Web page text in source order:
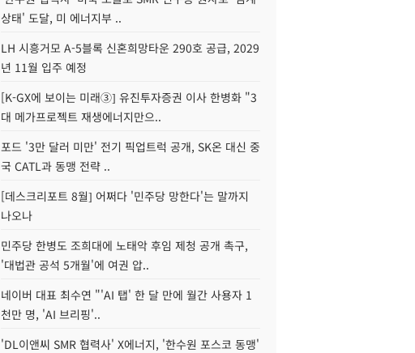
상태' 도달, 미 에너지부 ..
LH 시흥거모 A-5블록 신혼희망타운 290호 공급, 2029
년 11월 입주 예정
[K-GX에 보이는 미래③] 유진투자증권 이사 한병화 "3
대 메가프로젝트 재생에너지만으..
포드 '3만 달러 미만' 전기 픽업트럭 공개, SK온 대신 중
국 CATL과 동맹 전략 ..
[데스크리포트 8월] 어쩌다 '민주당 망한다'는 말까지
나오나
민주당 한병도 조희대에 노태악 후임 제청 공개 촉구,
'대법관 공석 5개월'에 여권 압..
네이버 대표 최수연 "'AI 탭' 한 달 만에 월간 사용자 1
천만 명, 'AI 브리핑'..
'DL이앤씨 SMR 협력사' X에너지, '한수원 포스코 동맹'